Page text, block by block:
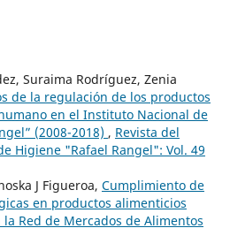
Suraima Rodríguez, Zenia
de la regulación de los productos
en el Instituto Nacional de
(2008-2018) , Revista del
Higiene "Rafael Rangel": Vol. 49
J Figueroa, Cumplimiento de
en productos alimenticios
Red de Mercados de Alimentos